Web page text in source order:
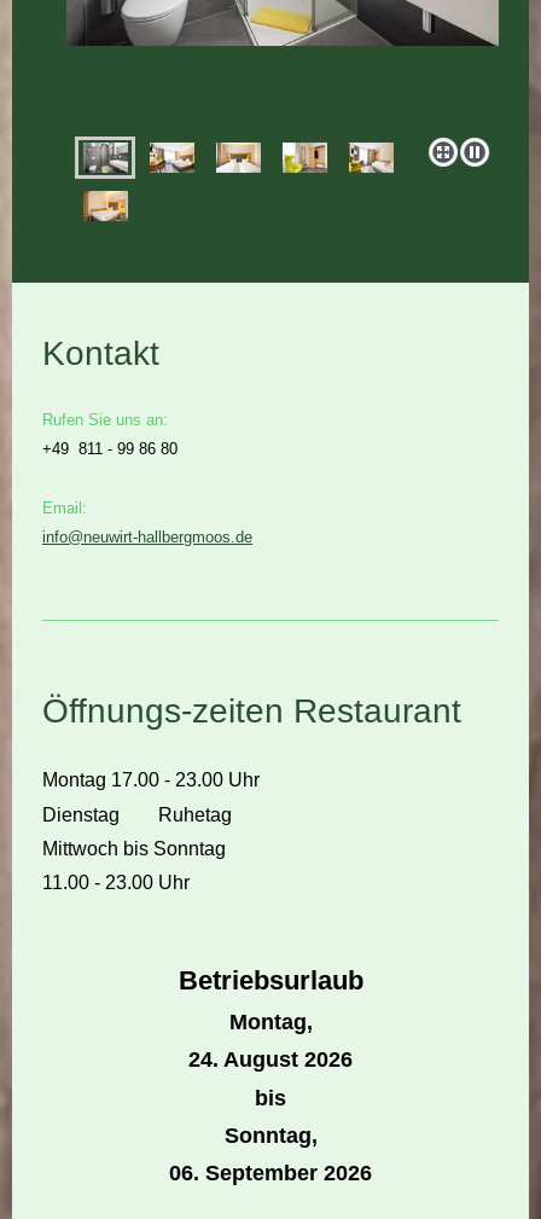
Kontakt
Rufen Sie uns an:
+49 811 - 99 86 80
Email:
info@neuwirt-hallbergmoos.de
Öffnungs-zeiten Restaurant
Montag 17.00 - 23.00 Uhr
Dienstag Ruhetag
Mittwoch bis Sonntag
11.00 - 23.00 Uhr
Betriebsurlaub
Montag,
24. August 2026
bis
Sonntag,
06. September 2026